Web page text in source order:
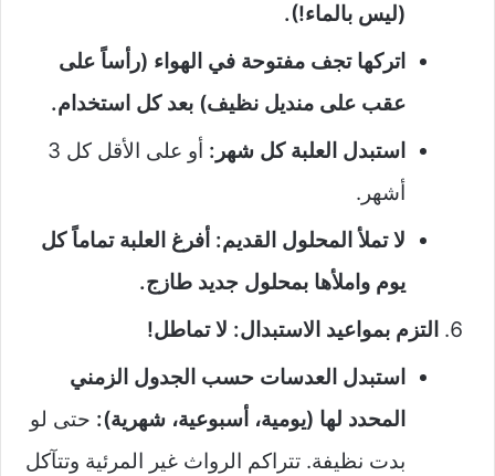
(ليس بالماء!).
اتركها تجف مفتوحة في الهواء (رأساً على
عقب على منديل نظيف) بعد كل استخدام.
استبدل العلبة كل شهر:
أو على الأقل كل 3
أشهر.
لا تملأ المحلول القديم: أفرغ العلبة تماماً كل
يوم واملأها بمحلول جديد طازج.
التزم بمواعيد الاستبدال: لا تماطل!
استبدل العدسات حسب الجدول الزمني
المحدد لها (يومية، أسبوعية، شهرية): حتى لو
بدت نظيفة. تتراكم الرواث غير المرئية وتتآكل